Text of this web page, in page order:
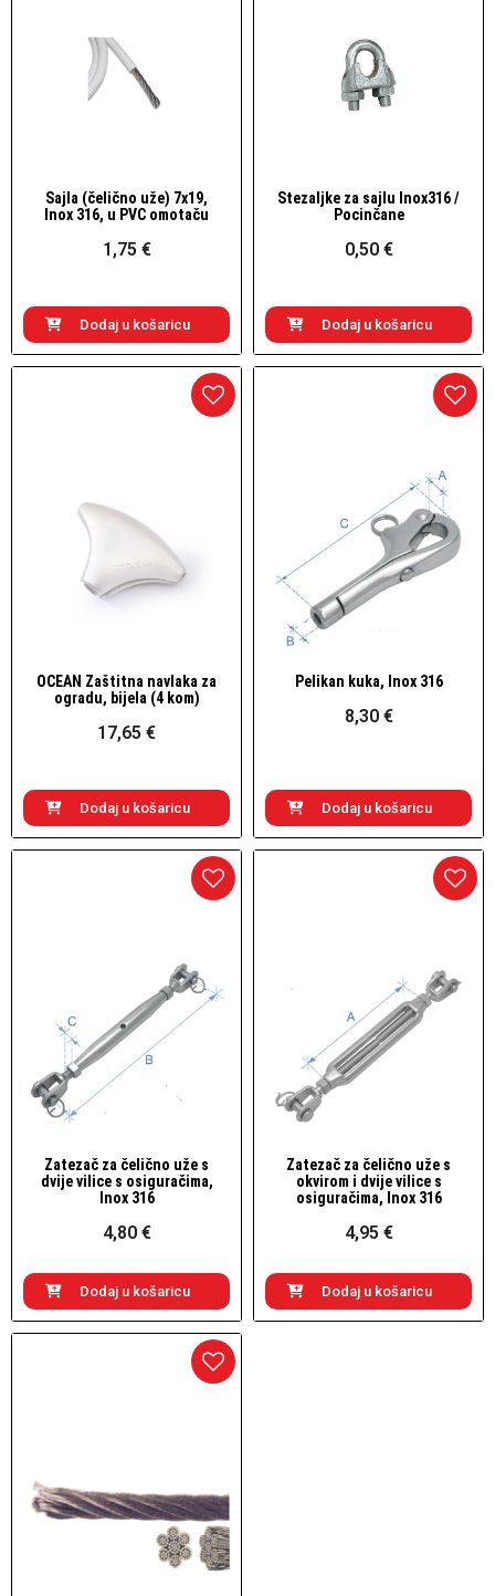
Brzi pogled
Sajla (čelično uže) 7x19,
Inox 316, u PVC omotaču
1,75 €
Dodaj u košaricu
Brzi pogled
Stezaljke za sajlu Inox316 /
Pocinčane
0,50 €
Dodaj u košaricu
Brzi pogled
OCEAN Zaštitna navlaka za
ogradu, bijela (4 kom)
17,65 €
Dodaj u košaricu
Brzi pogled
Pelikan kuka, Inox 316
8,30 €
Dodaj u košaricu
Brzi pogled
Zatezač za čelično uže s
dvije vilice s osiguračima,
Inox 316
4,80 €
Dodaj u košaricu
Brzi pogled
Zatezač za čelično uže s
okvirom i dvije vilice s
osiguračima, Inox 316
4,95 €
Dodaj u košaricu